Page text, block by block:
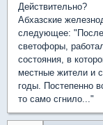
Действительно?
Абхазские
следующее: "После
светофоры,
состояния, в
местные жители и
годы. Постепенно
то само сгнило..."